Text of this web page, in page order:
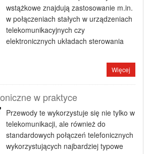
wstążkowe znajdują zastosowanie m.in.
w połączeniach stałych w urządzeniach
telekomunikacyjnych czy
elektronicznych układach sterowania
Więcej
w praktyce
Przewody te wykorzystuje się nie tylko w
telekomunikacji, ale również do
standardowych połączeń telefonicznych
wykorzystujących najbardziej typowe